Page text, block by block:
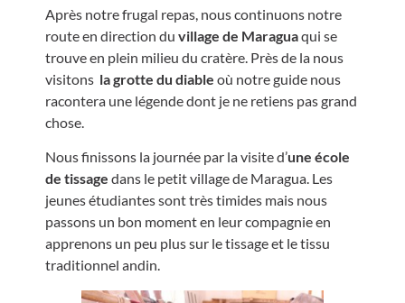
Après notre frugal repas, nous continuons notre
route en direction du village de Maraguaqui se
trouve en plein milieu du cratère. Près de la nous
visitons la grotte du diable où notre guide nous
racontera une légende dont je ne retiens pas grand
chose.
Nous finissons la journée par la visite d’une école
de tissage dans le petit village de Maragua. Les
jeunes étudiantes sont très timides mais nous
passons un bon moment en leur compagnie en
apprenons un peu plus sur le tissage et le tissu
traditionnel andin.